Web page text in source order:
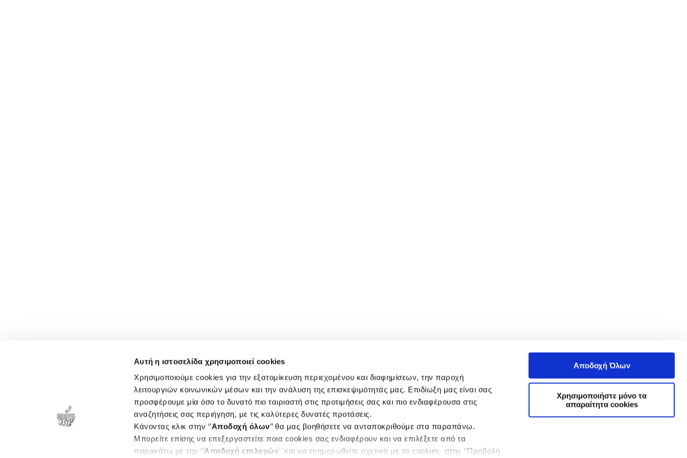
Αυτή η ιστοσελίδα χρησιμοποιεί cookies
Χρησιμοποιούμε cookies για την εξατομίκευση περιεχομένου και διαφημίσεων, την παροχή
λειτουργιών κοινωνικών μέσων και την ανάλυση της επισκεψιμότητάς μας. Επιδίωξη μας είναι σας
προσφέρουμε μία όσο το δυνατό πιο ταιριαστή στις προτιμήσεις σας και πιο ενδιαφέρουσα στις
αναζητήσεις σας περιήγηση, με τις καλύτερες δυνατές προτάσεις.
Κάνοντας κλικ στην ‘’Αποδοχή όλων’’ θα μας βοηθήσετε να ανταποκριθούμε στα παραπάνω.
Μπορείτε επίσης να επεξεργαστείτε ποια cookies σας ενδιαφέρουν και να επιλέξετε από τα
παρακάτω με την ‘’Αποδοχή επιλογών΄΄και να ενημερωθείτε σχετικά με τα cookies στην ‘’Προβολή
Αποδοχή Όλων
Χρησιμοποιήστε μόνο τα
απαραίτητα cookies